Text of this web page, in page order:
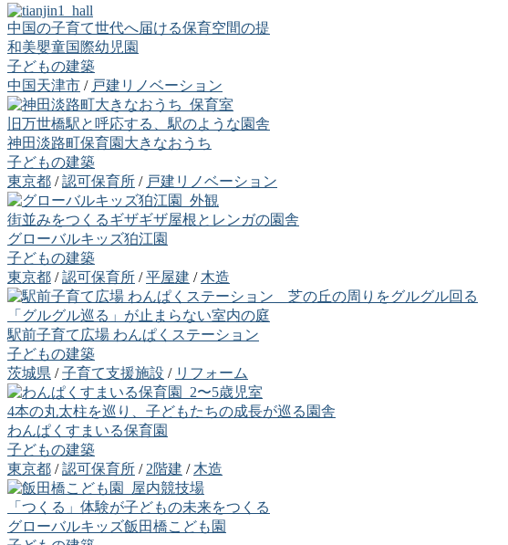
中国の子育て世代へ届ける保育空間の提
和美嬰童国際幼児園
子どもの建築
中国天津市 / 戸建リノベーション
旧万世橋駅と呼応する、駅のような園舎
神田淡路町保育園大きなおうち
子どもの建築
東京都 /認可保育所 / 戸建リノベーション
街並みをつくるギザギザ屋根とレンガの園舎
グローバルキッズ狛江園
子どもの建築
東京都 /認可保育所 /平屋建 /木造
「グルグル巡る」が止まらない室内の庭
駅前子育て広場 わんぱくステーション
子どもの建築
茨城県 /子育て支援施設 / リフォーム
4本の丸太柱を巡り、子どもたちの成長が巡る園舎
わんぱくすまいる保育園
子どもの建築
東京都 /認可保育所 /2階建 /木造
「つくる」体験が子どもの未来をつくる
グローバルキッズ飯田橋こども園